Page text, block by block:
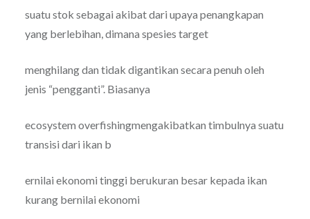
suatu stok sebagai akibat dari upaya penangkapan
yang berlebihan, dimana spesies target
menghilang dan tidak digantikan secara penuh oleh
jenis “pengganti”. Biasanya
ecosystem overfishingmengakibatkan timbulnya suatu
transisi dari ikan b
ernilai ekonomi tinggi berukuran besar kepada ikan
kurang bernilai ekonomi